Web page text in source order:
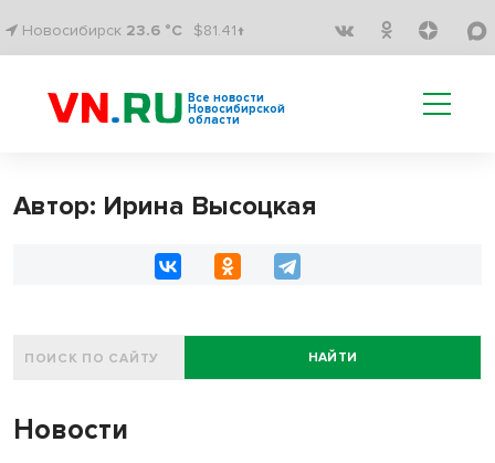
Новосибирск 23.6 °C $81.41↑
Все новости
Новосибирской
области
Автор: Ирина Высоцкая
НАЙТИ
Новости